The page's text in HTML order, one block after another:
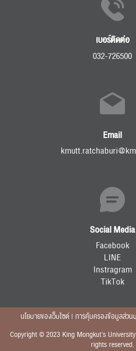
เบอร์ติดต่อ
032-726500
Email
Social Media
Facebook
LINE
Instragram
TikTok
นโยบายของเว็บไซต์ | การคุ้มครองข้อมูลส่ว
Copyright © 2023 King Mongkut’s
rights reserved.
RC Activity
ปฏิทิน
RC Activity